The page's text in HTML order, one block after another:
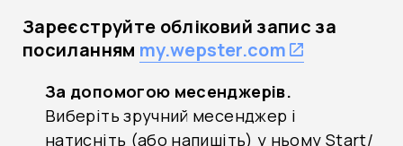
Зареєструйте обліковий запис за
посиланням my.wepster.com
За допомогою месенджерів.
Виберіть зручний месенджер і
натисніть (або напишіть) у ньому Start/